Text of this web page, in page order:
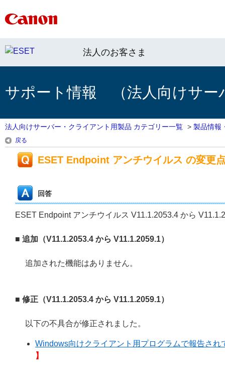
法人のお客さま
サポート情報 （法人向けサー
法人向けサーバー・クライアント用製品 カテゴリー一覧 > 製品情報
戻る
ESET Endpoint アンチウイルス の変更
回答
ESET Endpoint アンチウイルス V11.1.2053.4 から
■ 追加（V11.1.2053.4 から V11.1.2059.1）
追加された機能はありません。
■ 修正（V11.1.2053.4 から V11.1.2059.1）
以下の不具合が修正されました。
Windows向けクライアント用プログラムで報告さ
】